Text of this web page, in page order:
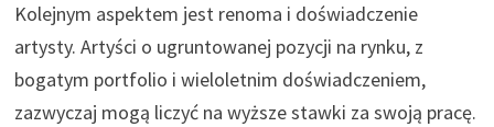
Kolejnym aspektem jest renoma i doświadczenie
artysty. Artyści o ugruntowanej pozycji na rynku, z
bogatym portfolio i wieloletnim doświadczeniem,
zazwyczaj mogą liczyć na wyższe stawki za swoją pracę.